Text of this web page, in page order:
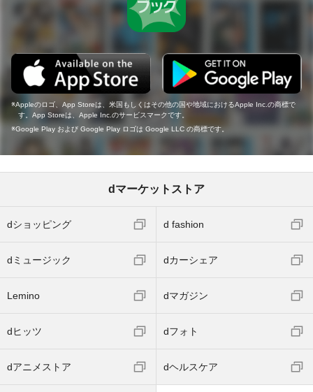
Appleのロゴ、App Storeは、米国もしくはその他の国や地域におけるApple Inc.の商標で
す。App Storeは、Apple Inc.のサービスマークです。
Google Play および Google Play ロゴは Google LLC の商標です。
dマーケットストア
dショッピング d fashion
dミュージック dカーシェア
Lemino dマガジン
dヒッツ dフォト
dアニメストア dヘルスケア